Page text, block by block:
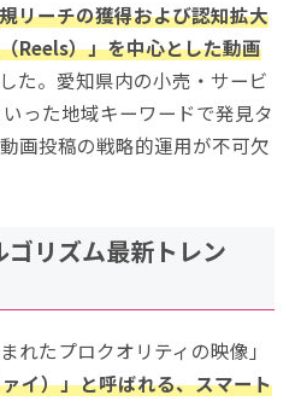
リーチの獲得および認知拡大
Reels）」を中心とした動画
た。愛知県内の小売・サービ
った地域キーワードで発見タ
画投稿の戦略的運用が不可欠
ゴリズム最新トレン
れたプロクオリティの映像」
イ）」と呼ばれる、スマート